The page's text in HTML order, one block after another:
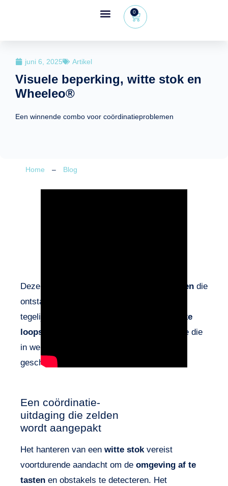
0
juni 6, 2025 Artikel
Visuele beperking, witte stok en
Wheeleo®
Een winnende combo voor coördinatieproblemen
Home – Blog
Deze video belicht de coördinatieproblemen die
ontstaan wanneer een slechtziende persoon
tegelijkertijd een
klassieke
loopstok
probeert te gebruiken. Een situatie die
in werkelijkheid vaak voorkomt maar weinig
geschikt is.
Een coördinatie-
uitdaging die zelden
wordt aangepakt
Het hanteren van een witte stokvereist
voortdurende aandacht om de omgeving af te
tasten en obstakels te detecteren. Het